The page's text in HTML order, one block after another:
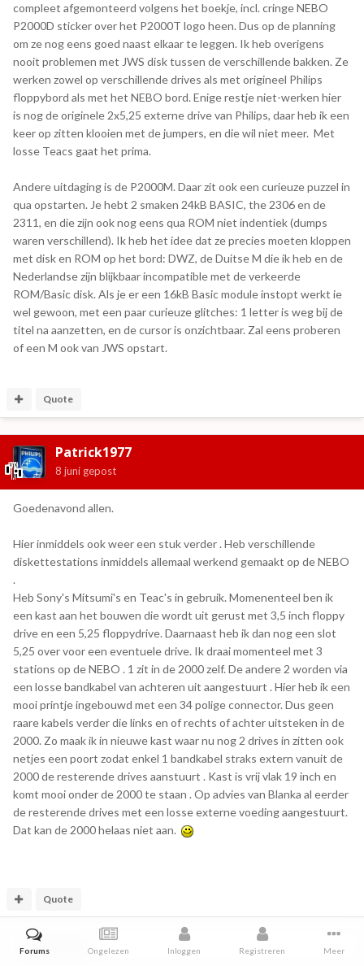
compleet afgemonteerd volgens het boekje, incl. cringe NEBO
P2000D sticker over het P2000T logo heen. Dus op de planning
om ze nog eens goed naast elkaar te leggen. Ik heb overigens
nooit problemen met JWS disk tussen de verschillende bakken. Ze
werken zowel op verschillende drives als met origineel Philips
floppybord als met het NEBO bord. Enige restje niet-werken hier
is nog de originele 2x5,25 externe drive van Philips, daar heb ik een
keer op zitten klooien met de jumpers, en die wil niet meer. Met
losse Teacs gaat het prima.
Andere uitdaging is de P2000M. Daar zit ook een curieuze puzzel in
qua opstarten. Je hebt 2 smaken 24kB BASIC, the 2306 en de
2311, en die zijn ook nog eens qua ROM niet indentiek (dumps
waren verschillend). Ik heb het idee dat ze precies moeten kloppen
met disk en ROM op het bord: DWZ, de Duitse M die ik heb en de
Nederlandse zijn blijkbaar incompatible met de verkeerde
ROM/Basic disk. Als je er een 16kB Basic module instopt werkt ie
wel gewoon, met een paar curieuze glitches: 1 letter is weg bij de
titel na aanzetten, en de cursor is onzichtbaar. Zal eens proberen
of een M ook van JWS opstart.
Quote
Patrick1977
8 juni gepost
Goedenavond allen.
Hier inmiddels ook weer een stuk verder . Heb verschillende
diskettestations inmiddels allemaal werkend gemaakt op de NEBO
.
Heb Sony's Mitsumi's en Teac's in gebruik. Momenenteel ben ik
een kast aan het bouwen die wordt uit gerust met 3,5 inch floppy
drive en een 5,25 floppydrive. Daarnaast heb ik dan nog een slot
5,25 over voor een eventuele drive. Ik draai momenteel met 3
stations op de NEBO . 1 zit in de 2000 zelf. De andere 2 worden via
een losse bandkabel van achteren uit aangestuurt . Hier heb ik een
mooi printje ingebouwd met een 34 polige connector. Dus geen
raare kabels verder die links en of rechts of achter uitsteken in de
2000. Zo maak ik in nieuwe kast waar nu nog 2 drives in zitten ook
netjes een poort zodat enkel 1 bandkabel straks extern vanuit de
2000 de resterende drives aanstuurt . Kast is vrij vlak 19 inch en
komt mooi onder de 2000 te staan . Op advies van Blanka al eerder
de resterende drives met een losse externe voeding aangestuurt.
Dat kan de 2000 helaas niet aan.
Quote
4 weeks later...
Forums Ongelezen Inloggen Registreren Meer